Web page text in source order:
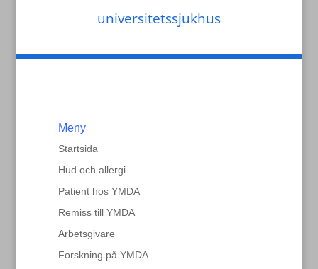
universitetssjukhus
Meny
Startsida
Hud och allergi
Patient hos YMDA
Remiss till YMDA
Arbetsgivare
Forskning på YMDA